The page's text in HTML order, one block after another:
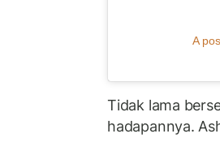
A
Tidak lama
hadapannya.